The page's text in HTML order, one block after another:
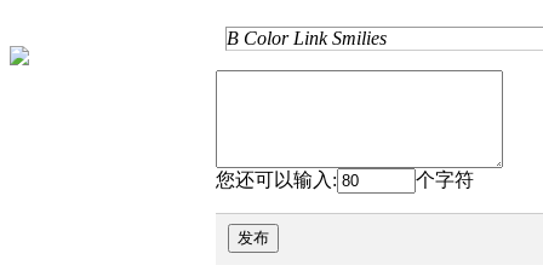
B Color Link Smilies
您还可以输入: 个字符
发布